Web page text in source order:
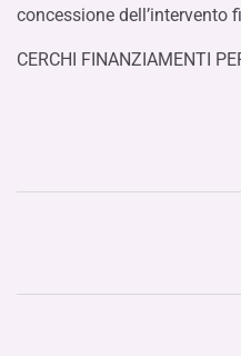
concessione dell’intervento
CERCHI FINANZIAMENTI